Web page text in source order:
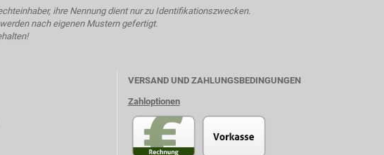
ihre Nennung dient nur zu Identifikationszwecken.
nach eigenen Mustern gefertigt.
VERSAND UND ZAHLUNGSBEDINGUNGEN
Zahloptionen